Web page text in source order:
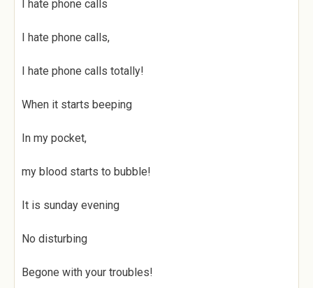
I hate phone calls
I hate phone calls,
I hate phone calls totally!
When it starts beeping
In my pocket,
my blood starts to bubble!
It is sunday evening
No disturbing
Begone with your troubles!